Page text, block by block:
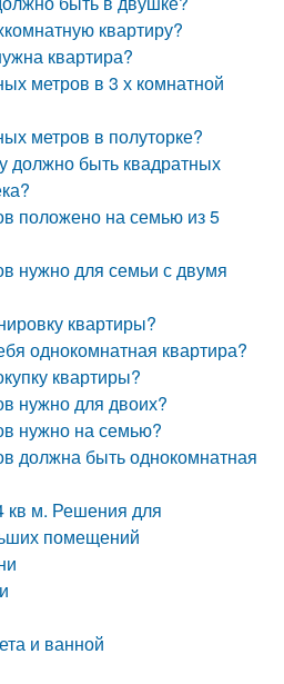
квартиру?
квартира?
метров в 3 х комнатной
метров в полуторке?
должно быть квадратных
положено на семью из 5
нужно для семьи с двумя
квартиры?
однокомнатная квартира?
квартиры?
нужно для двоих?
нужно на семью?
должна быть однокомнатная
кв м. Решения для
помещений
и ванной